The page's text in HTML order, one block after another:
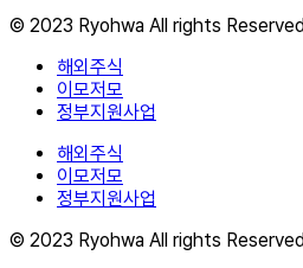
© 2023 Ryohwa All rights
해외주식
이모저모
정부지원사업
해외주식
이모저모
정부지원사업
© 2023 Ryohwa All rights